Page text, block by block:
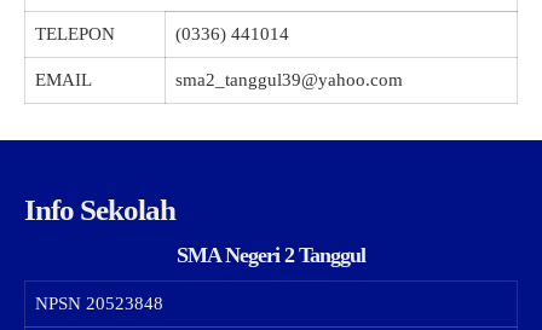
TELEPON (0336) 441014
EMAIL sma2_tanggul39@yahoo.com
Info Sekolah
SMA Negeri 2 Tanggul
NPSN 20523848